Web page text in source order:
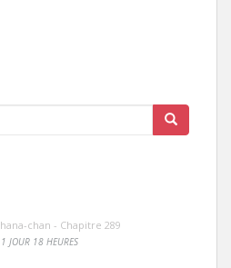
chan - Chapitre 289
JOUR 18 HEURES